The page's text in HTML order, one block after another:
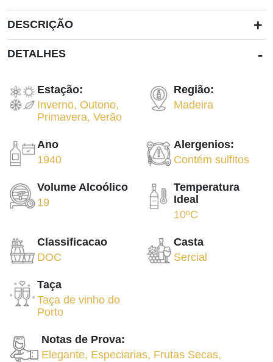
DESCRIÇÃO +
DETALHES -
Estação:
Inverno, Outono,
Primavera,Verão
Região:
Madeira
Ano
1940
Alergenios:
Contém sulfitos
Volume Alcoólico
19
Temperatura
Ideal
10ºC
Classificacao
DOC
Casta
Sercial
Taça
Taça de vinho do
Porto
Notas de Prova:
Elegante, Especiarias, Frutas Secas,